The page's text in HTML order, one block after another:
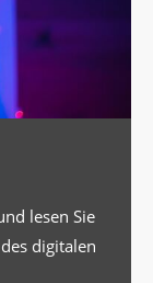
lesen Sie
digitalen